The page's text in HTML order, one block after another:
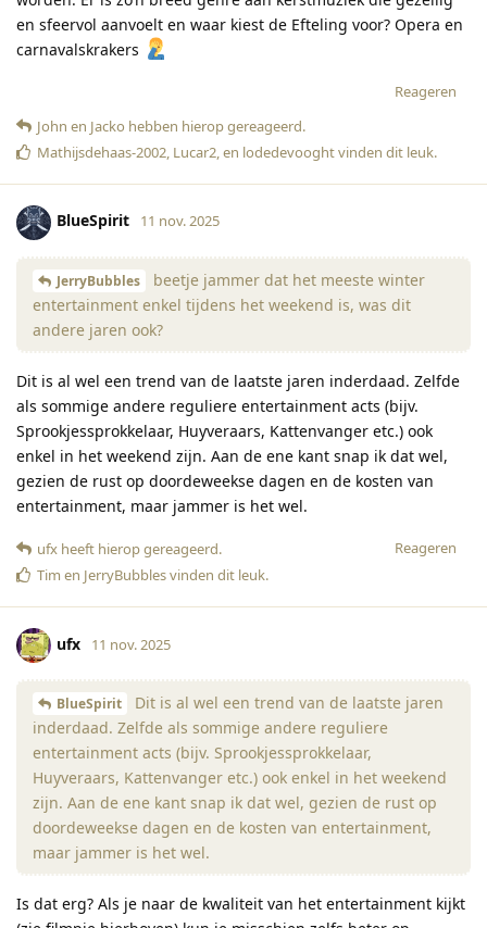
en sfeervol aanvoelt en waar kiest de Efteling voor? Opera en
carnavalskrakers
Reageren
John en Jacko hebben hierop gereageerd.
Mathijsdehaas-2002 Lucar2 , en lodedevooghtvinden dit leuk.
BlueSpirit 11 nov. 2025
JerryBubbles
beetje jammer dat het meeste winter
entertainment enkel tijdens het weekend is, was dit
andere jaren ook?
Dit is al wel een trend van de laatste jaren inderdaad. Zelfde
als sommige andere reguliere entertainment acts (bijv.
Sprookjessprokkelaar, Huyveraars, Kattenvanger etc.) ook
enkel in het weekend zijn. Aan de ene kant snap ik dat wel,
gezien de rust op doordeweekse dagen en de kosten van
entertainment, maar jammer is het wel.
Reageren
ufx heeft hierop gereageerd.
Tim en JerryBubblesvinden dit leuk.
ufx 11 nov. 2025
BlueSpirit
Dit is al wel een trend van de laatste jaren
inderdaad. Zelfde als sommige andere reguliere
entertainment acts (bijv. Sprookjessprokkelaar,
Huyveraars, Kattenvanger etc.) ook enkel in het weekend
zijn. Aan de ene kant snap ik dat wel, gezien de rust op
doordeweekse dagen en de kosten van entertainment,
maar jammer is het wel.
Is dat erg? Als je naar de kwaliteit van het entertainment kijkt